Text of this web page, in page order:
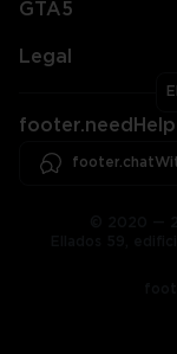
GTA5
Legal
footer.needHelp